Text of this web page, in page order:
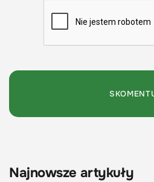
Najnowsze artykuły